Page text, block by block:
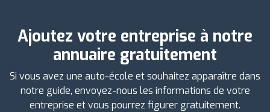
Ajoutez votre entreprise à notre
annuaire gratuitement
Si vous avez une auto-école et souhaitez apparaître dans
notre guide, envoyez-nous les informations de votre
entreprise et vous pourrez figurer gratuitement.